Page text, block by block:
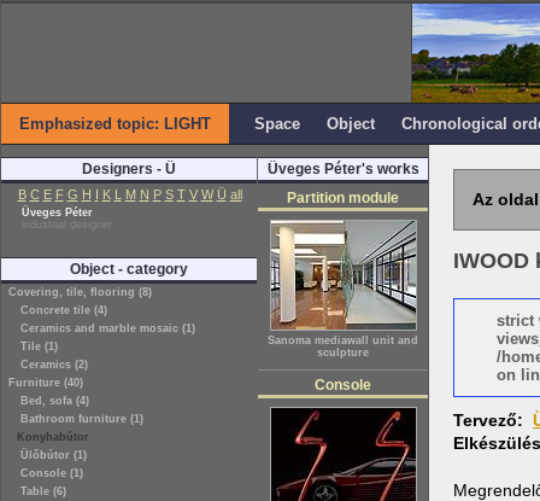
Emphasized topic: LIGHT Space Object Chronological
Designers - Ü
B C E F G H I K L M N P S T V W Ü all
Üveges Péter
industrial designer
Object - category
Covering, tile, flooring (8)
Concrete tile (4)
Ceramics and marble mosaic (1)
Tile (1)
Ceramics (2)
Furniture (40)
Bed, sofa (4)
Bathroom furniture (1)
Konyhabútor
Ülőbútor (1)
Console (1)
Table (6)
Üveges Péter's works
Partition module
Sanoma mediawall unit and
sculpture
Console
Az
strict
/
on
Tervező: